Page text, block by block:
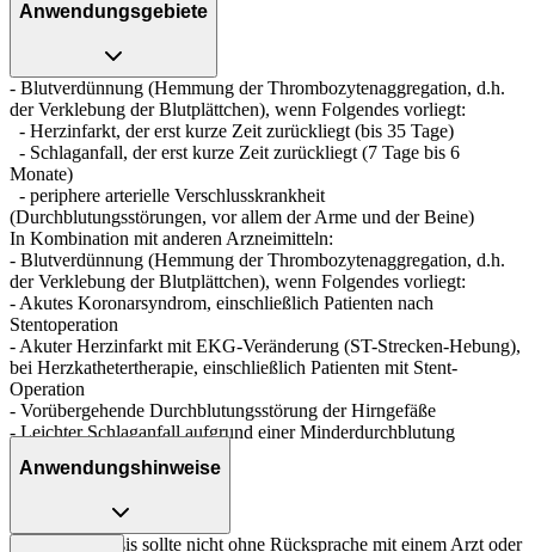
Anwendungsgebiete
- Blutverdünnung (Hemmung der Thrombozytenaggregation, d.h.
der Verklebung der Blutplättchen), wenn Folgendes vorliegt:
- Herzinfarkt, der erst kurze Zeit zurückliegt (bis 35 Tage)
- Schlaganfall, der erst kurze Zeit zurückliegt (7 Tage bis 6
Monate)
- periphere arterielle Verschlusskrankheit
(Durchblutungsstörungen, vor allem der Arme und der Beine)
In Kombination mit anderen Arzneimitteln:
- Blutverdünnung (Hemmung der Thrombozytenaggregation, d.h.
der Verklebung der Blutplättchen), wenn Folgendes vorliegt:
- Akutes Koronarsyndrom, einschließlich Patienten nach
Stentoperation
- Akuter Herzinfarkt mit EKG-Veränderung (ST-Strecken-Hebung),
bei Herzkathetertherapie, einschließlich Patienten mit Stent-
Operation
- Vorübergehende Durchblutungsstörung der Hirngefäße
- Leichter Schlaganfall aufgrund einer Minderdurchblutung
- Vorhofflimmern
Anwendungshinweise
Die Gesamtdosis sollte nicht ohne Rücksprache mit einem Arzt oder